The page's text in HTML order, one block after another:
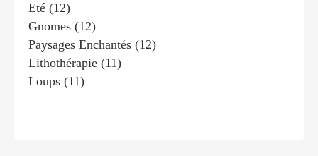
Eté (12)
Gnomes (12)
Paysages Enchantés (12)
Lithothérapie (11)
Loups (11)